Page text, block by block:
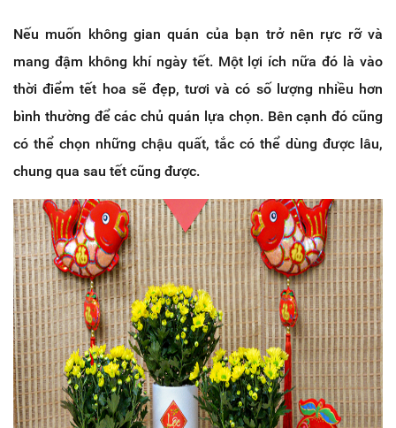
Nếu muốn không gian quán của bạn trở nên rực rỡ và
mang đậm không khí ngày tết. Một lợi ích nữa đó là vào
thời điểm tết hoa sẽ đẹp, tươi và có số lượng nhiều hơn
bình thường để các chủ quán lựa chọn. Bên cạnh đó cũng
có thể chọn những chậu quất, tắc có thể dùng được lâu,
chung qua sau tết cũng được.